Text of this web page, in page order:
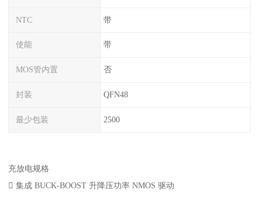
NTC 带
使能 带
MOS管内置 否
封装 QFN48
最少包装 2500
充放电规格
 集成 BUCK-BOOST 升降压功率 NMOS 驱动